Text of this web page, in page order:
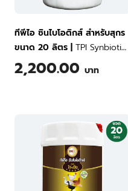
ทีพีไอ ซินไบโอติกส์ สำหรับสุกร
ขนาด 20 ลิตร
TPI Synbiotics
for Swine 20 Liter
2,200.00 บาท